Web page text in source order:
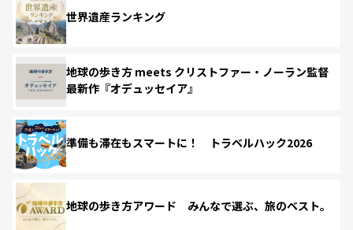
世界遺産ランキング
地球の歩き方 meets クリストファー・ノーラン監督
最新作『オデュッセイア』
準備も滞在もスマートに！ トラベルハック2026
地球の歩き方アワード みんなで選ぶ、旅のベスト。